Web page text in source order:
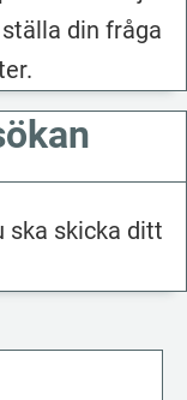
din fråga
ska skicka ditt